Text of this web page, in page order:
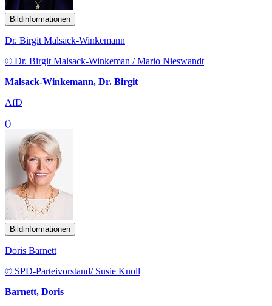
Bildinformationen
Dr. Birgit Malsack-Winkemann
© Dr. Birgit Malsack-Winkeman / Mario Nieswandt
Malsack-Winkemann, Dr. Birgit
AfD
()
Bildinformationen
Doris Barnett
© SPD-Parteivorstand/ Susie Knoll
Barnett, Doris